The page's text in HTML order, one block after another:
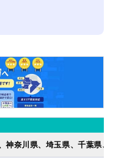
神奈川県、埼玉県、千葉県、